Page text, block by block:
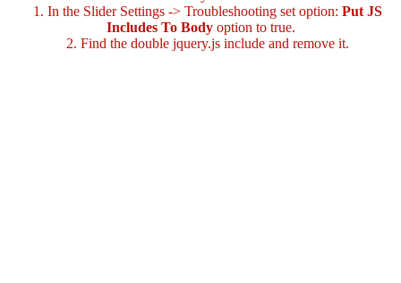
1. In the Slider Settings -> Troubleshooting set option: Put JS
Includes To Bodyoption to true.
2. Find the double jquery.js include and remove it.